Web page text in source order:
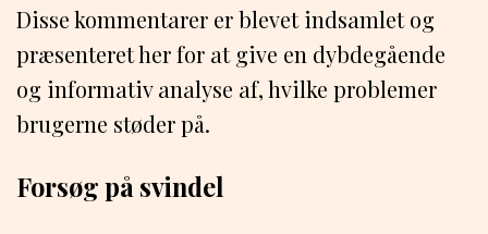
Disse kommentarer er blevet indsamlet og
præsenteret her for at give en dybdegående
og informativ analyse af, hvilke problemer
brugerne støder på.
Forsøg på svindel